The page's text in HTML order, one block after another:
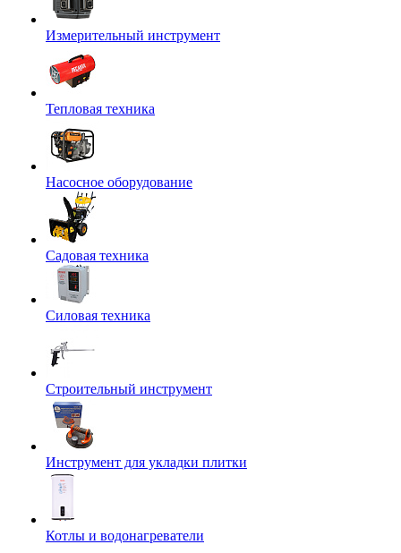
Измерительный инструмент
Тепловая техника
Насосное оборудование
Садовая техника
Силовая техника
Строительный инструмент
Инструмент для укладки плитки
Котлы и водонагреватели